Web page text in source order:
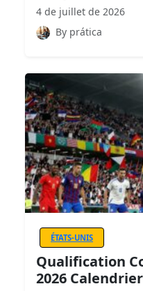
4 de juillet de 2026
By prática
ÉTATS-UNIS
Qualification
2026